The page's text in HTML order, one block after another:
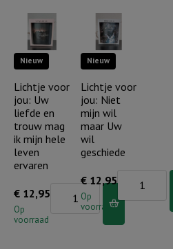
vastberaden
en
standvastig
niet
bevreesd,
alleen
aantal
Nieuw
Lichtje voor
jou: Uw
liefde en
trouw mag
ik mijn hele
leven
ervaren
€ 12,95
Op
voorraad
Nieuw
Lichtje voor
jou: Niet
mijn wil
maar Uw
wil
geschiede
€ 12,95
Op
voorraad
voor